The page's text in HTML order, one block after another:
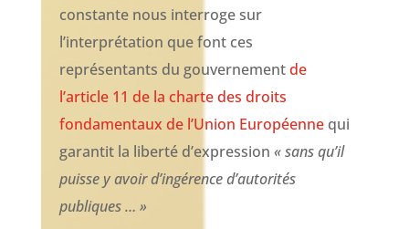
constante nous interroge sur
l’interprétation que font ces
représentants du gouvernementde
l’article 11 de la charte des droits
fondamentaux de l’Union Européennequi
garantit la liberté d’expression « sans qu’il
puisse y avoir d’ingérence d’autorités
publiques … »